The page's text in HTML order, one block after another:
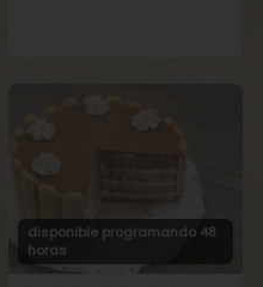
disponible programando 48
horas